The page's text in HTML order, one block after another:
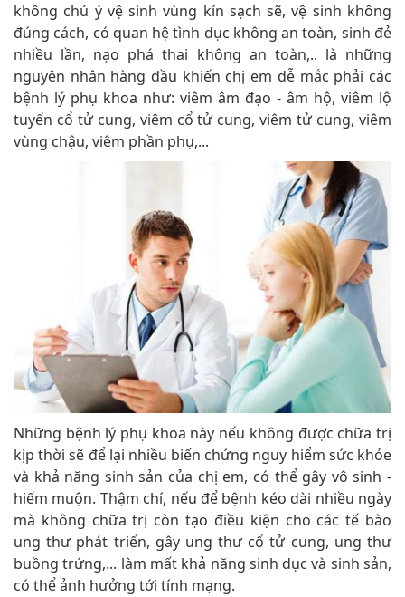
không chú ý vệ sinh vùng kín sạch sẽ, vệ sinh không
đúng cách, có quan hệ tình dục không an toàn, sinh đẻ
nhiều lần, nạo phá thai không an toàn,.. là những
nguyên nhân hàng đầu khiến chị em dễ mắc phải các
bệnh lý phụ khoa như: viêm âm đạo - âm hộ, viêm lộ
tuyến cổ tử cung, viêm cổ tử cung, viêm tử cung, viêm
vùng chậu, viêm phần phụ,...
Những bệnh lý phụ khoa này nếu không được chữa trị
kịp thời sẽ để lại nhiều biến chứng nguy hiểm sức khỏe
và khả năng sinh sản của chị em, có thể gây vô sinh -
hiếm muộn. Thậm chí, nếu để bệnh kéo dài nhiều ngày
mà không chữa trị còn tạo điều kiện cho các tế bào
ung thư phát triển, gây ung thư cổ tử cung, ung thư
buồng trứng,... làm mất khả năng sinh dục và sinh sản,
có thể ảnh hưởng tới tính mạng.